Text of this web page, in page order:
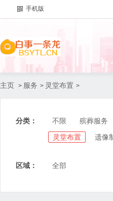
手机版
主页 > 服务 > 灵堂布置 >
分类： 不限 殡葬服务
灵堂布置
遗像
区域： 全部